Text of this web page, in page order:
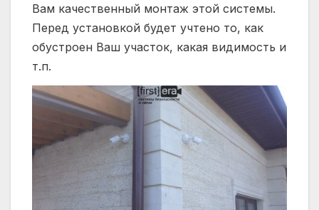
Вам качественный монтаж этой системы.
Перед установкой будет учтено то, как
обустроен Ваш участок, какая видимость и
т.п.